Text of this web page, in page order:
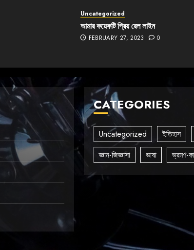
Uncategorized
আমার কয়েকটি প্রিয় রেল লাইন
FEBRUARY 27, 2023 0
CATEGORIES
Uncategorized ইতিহাস
জ্ঞান-জিজ্ঞাসা
ভাষা ভ্রমণ-